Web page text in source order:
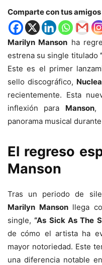
Comparte con tus amigos
Marilyn Manson ha
estrena su single titulado
Este es el primer
sello discográfico,
recientemente. Esta
inflexión para Manson,
panorama musical
El regreso
Manson
Tras un periodo de
Marilyn Mansonllega
single,“As Sick As The
de cómo el artista ha
mayor notoriedad. Este
una diferencia notable